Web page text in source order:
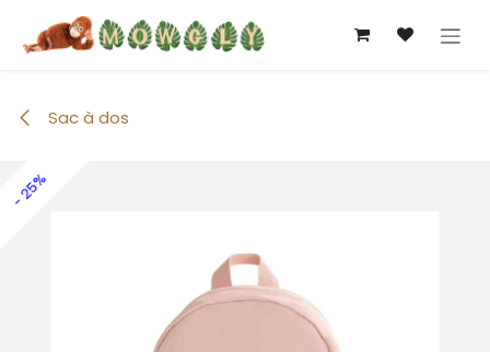
Se rendre au contenu
Sac à dos
- 25%
- 25%